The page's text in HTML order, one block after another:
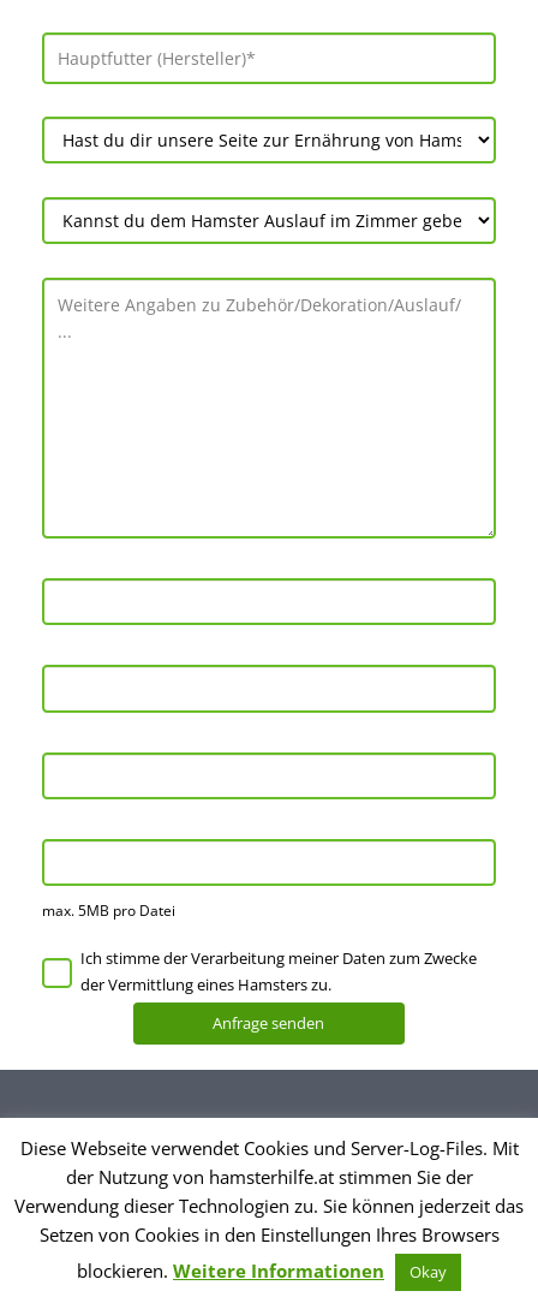
max. 5MB pro Datei
Ich stimme der Verarbeitung meiner Daten zum Zwecke
der Vermittlung eines Hamsters zu.
Impressum
© Hamsterhilfe Österreich
Diese Webseite verwendet Cookies und Server-Log-Files. Mit
der Nutzung von hamsterhilfe.at stimmen Sie der
Verwendung dieser Technologien zu. Sie können jederzeit das
Setzen von Cookies in den Einstellungen Ihres Browsers
blockieren. Weitere Informationen Okay